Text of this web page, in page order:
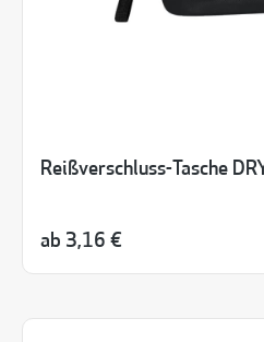
Reißverschluss-Tasche
ab 3,16 €